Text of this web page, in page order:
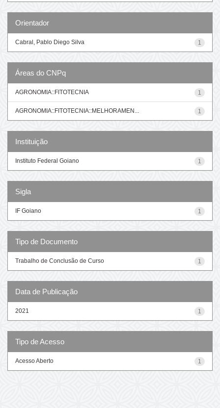
Orientador
1
Cabral, Pablo Diego Silva
Áreas do CNPq
1
AGRONOMIA::FITOTECNIA
1
AGRONOMIA::FITOTECNIA::MELHORAMEN...
Instituição
1
Instituto Federal Goiano
Sigla
1
IF Goiano
Tipo de Documento
1
Trabalho de Conclusão de Curso
Data de Publicação
1
2021
Tipo de Acesso
1
Acesso Aberto